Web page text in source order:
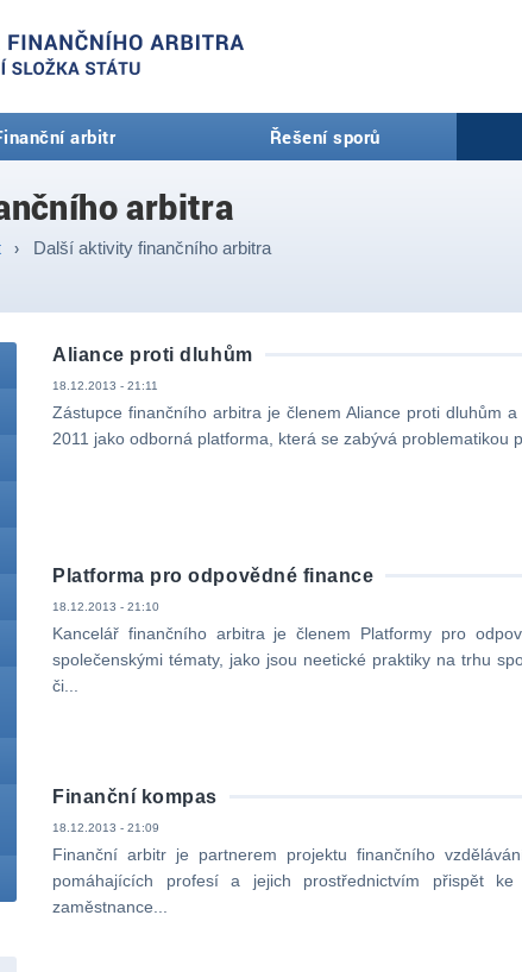
arbitr Řešení sporů
arbitra
Další aktivity finančního arbitra
Aliance proti dluhům
18.12.2013 - 21:11
Zástupce finančního arbitra je členem Aliance proti dluhům
2011 jako odborná platforma, která se zabývá problematikou
Platforma pro odpovědné finance
18.12.2013 - 21:10
Kancelář finančního arbitra je členem Platformy pro
společenskými tématy, jako jsou neetické praktiky na trhu
či...
Finanční kompas
18.12.2013 - 21:09
Finanční arbitr je partnerem projektu finančního
pomáhajících profesí a jejich prostřednictvím přispět
zaměstnance...